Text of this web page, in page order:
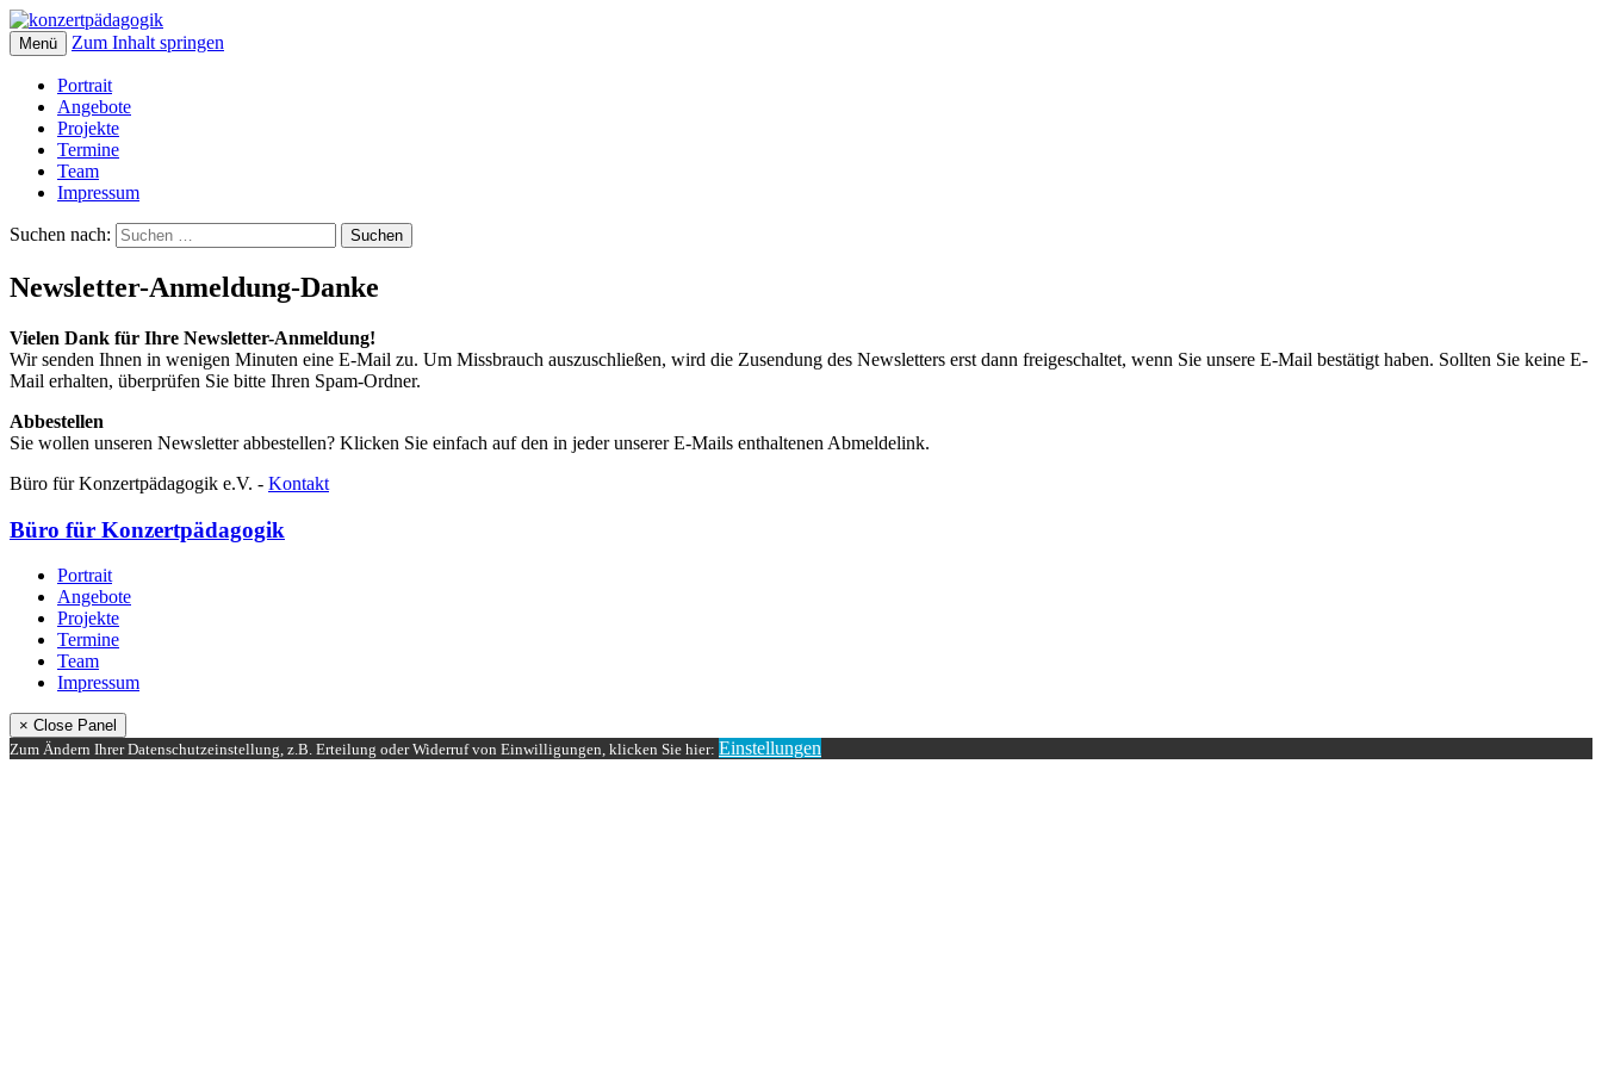
Menü Zum Inhalt springen
Portrait
Angebote
Projekte
Termine
Team
Impressum
Suchen nach:
Newsletter-Anmeldung-Danke
Vielen Dank für Ihre Newsletter-Anmeldung!
Wir senden Ihnen in wenigen Minuten eine E-Mail zu. Um Missbrauch auszuschließen, wird die Zusendung des Newsletters erst dann freigeschaltet, wenn Sie unsere E-Mail bestätigt haben. Sollten Sie keine E-
Mail erhalten, überprüfen Sie bitte Ihren Spam-Ordner.
Abbestellen
Sie wollen unseren Newsletter abbestellen? Klicken Sie einfach auf den in jeder unserer E-Mails enthaltenen Abmeldelink.
Büro für Konzertpädagogik e.V. - Kontakt
Büro für Konzertpädagogik
Portrait
Angebote
Projekte
Termine
Team
Impressum
× Close Panel
Zum Ändern Ihrer Datenschutzeinstellung, z.B. Erteilung oder Widerruf von Einwilligungen, klicken Sie hier: Einstellungen